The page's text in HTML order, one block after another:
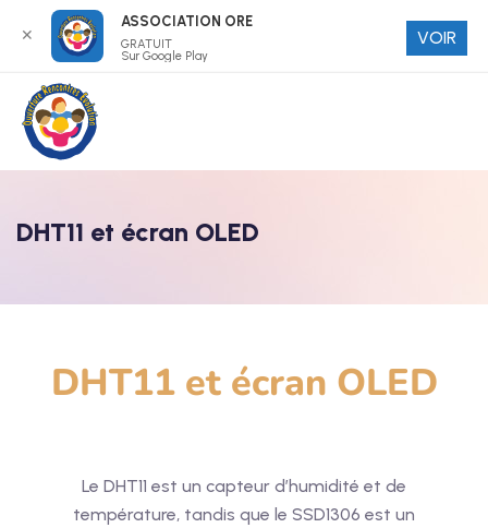
DHT11 et écran OLED
DHT11 et écran OLED
Le DHT11 est un capteur d’humidité et de
température, tandis que le SSD1306 est un
✕
ASSOCIATION ORE
GRATUIT
Sur Google Play
VOIR